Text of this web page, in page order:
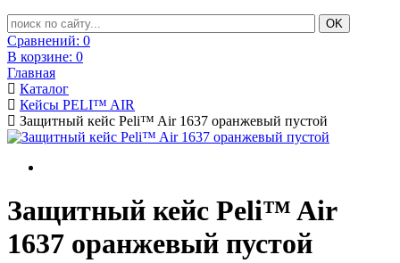
Сравнений: 0
В корзине: 0
Главная
Каталог
Кейсы PELI™ AIR
Защитный кейс Peli™ Air 1637 оранжевый пустой
Защитный кейс Peli™ Air
1637 оранжевый пустой